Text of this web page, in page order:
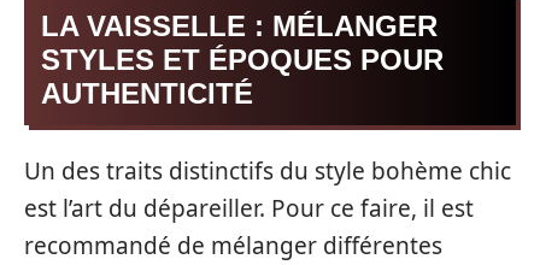
LA VAISSELLE : MÉLANGER
STYLES ET ÉPOQUES POUR
AUTHENTICITÉ
Un des traits distinctifs du style bohème chic
est l’art du dépareiller. Pour ce faire, il est
recommandé de mélanger différentes